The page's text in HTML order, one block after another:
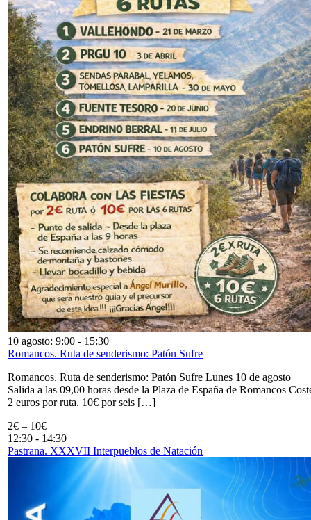
10 agosto: 9:00 - 15:30
Romancos. Ruta de senderismo: Patón Sufre
Romancos. Ruta de senderismo: Patón Sufre Lunes 10 de agosto
Salida a las 09,00 horas desde la Plaza de España de Romancos
2 euros por ruta. 10€ por seis […]
2€ – 10€
12:30 - 14:30
Pastrana. XXXVII Interpueblos de Natación